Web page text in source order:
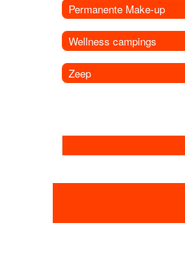
Permanente Make-up
Wellness campings
Zeep